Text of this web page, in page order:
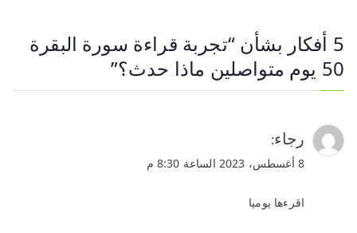
5 أفكار بشأن “
تجربة قراءة سورة البقرة
50 يوم متواصلين ماذا حدث؟
”
رجاء:
8 أغسطس، 2023 الساعة 8:30 م
اقرءها يوميا